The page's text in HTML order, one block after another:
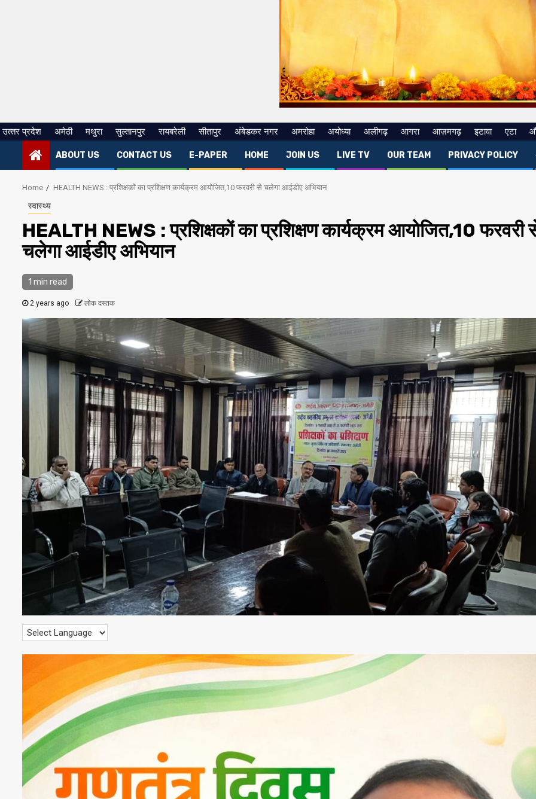
उत्‍तर प्रदेश अमेठी मथुरा सुल्तानपुर रायबरेली सीतापुर अंबेडकर नगर अमरोहा अयोध्या अलीगढ़ आगरा आज़मगढ़ इटावा एटा
ABOUT US CONTACT US E-PAPER HOME JOIN US LIVE TV OUR TEAM PRIVACY POLICY
Home HEALTH NEWS : प्रशिक्षकों का प्रशिक्षण कार्यक्रम आयोजित,10 फरवरी से चलेगा आईडीए अभियान
स्वास्थ्य
HEALTH NEWS : प्रशिक्षकों का प्रशिक्षण कार्यक्रम आयोजित,10 फरवरी
चलेगा आईडीए अभियान
1 min read
2 years ago लोक दस्तक